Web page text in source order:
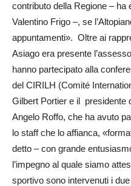
contributo della Regione – ha
Valentino Frigo –, se
appuntamenti». Oltre ai
Asiago era presente
hanno partecipato alla
del CIRILH (Comité
Gilbert Portier e il presidente
Angelo Roffo, che ha avuto
lo staff che lo affianca,
detto – con grande
l’impegno al quale siamo
sportivo sono intervenuti i